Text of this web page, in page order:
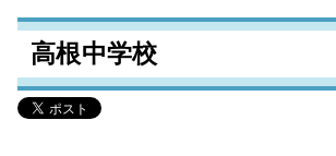
高根中学校